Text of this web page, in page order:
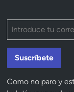
Suscríbete
Como no paro y